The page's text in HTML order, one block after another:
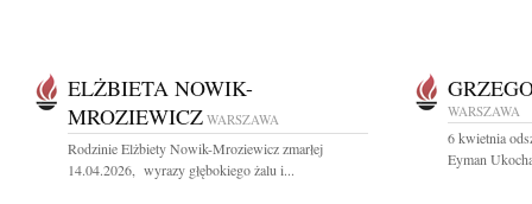
ELŻBIETA NOWIK-
MROZIEWICZ WARSZAWA
Rodzinie Elżbiety Nowik-Mroziewicz zmarłej
14.04.2026, wyrazy głębokiego żalu i...
WARSZAWA
6 kwietnia
Eyman